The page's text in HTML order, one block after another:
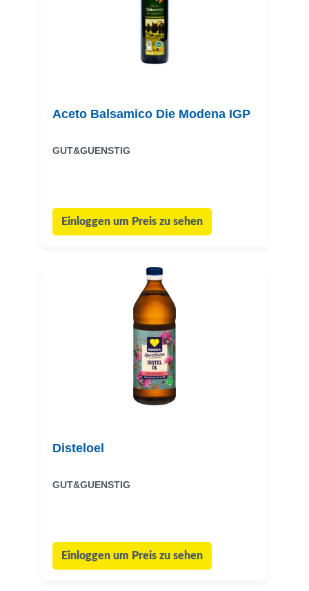
Aceto Balsamico Die Modena IGP
GUT&GUENSTIG
Einloggen um Preis zu sehen
Disteloel
GUT&GUENSTIG
Einloggen um Preis zu sehen